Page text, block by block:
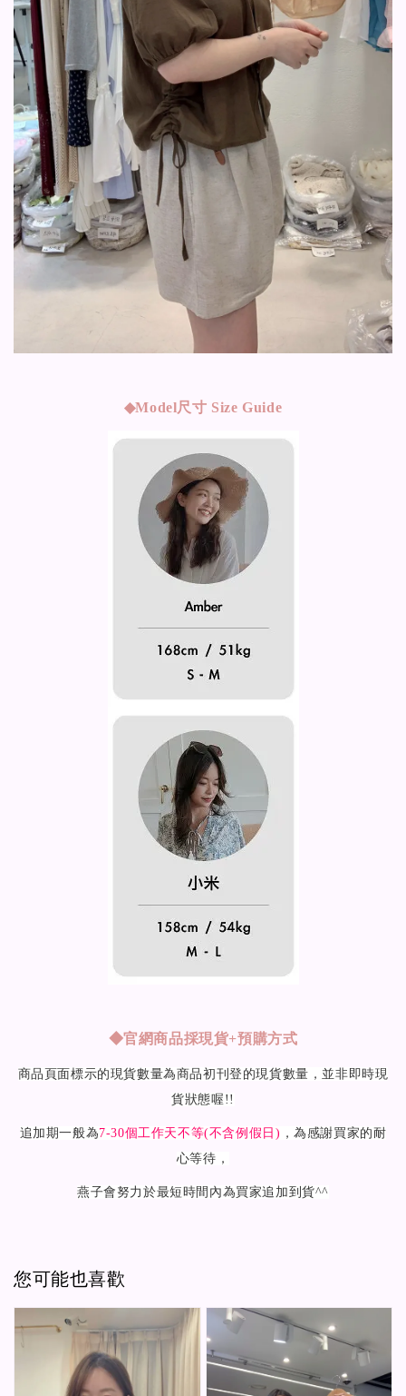
◆Model尺寸 Size Guide
◆官網商品採現貨+預購方式
商品頁面標示的現貨數量為商品初刊登的現貨數量，並非即時現
貨狀態喔!!
追加期一般為7-30個工作天不等(不含例假日) ，為感謝買家的耐
心等待，
燕子會努力於最短時間內為買家追加到貨^^
您可能也喜歡